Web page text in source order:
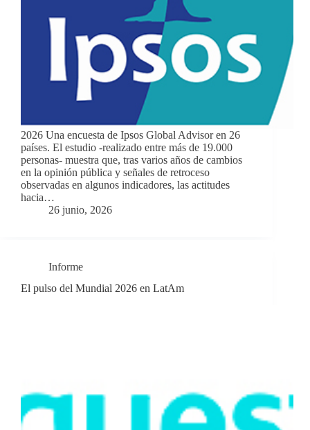
2026 Una encuesta de Ipsos Global Advisor en 26
países. El estudio -realizado entre más de 19.000
personas- muestra que, tras varios años de cambios
en la opinión pública y señales de retroceso
observadas en algunos indicadores, las actitudes
hacia…
26 junio, 2026
Informe
El pulso del Mundial 2026 en LatAm